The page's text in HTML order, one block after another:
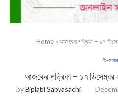
Home» আজকের পত্রিকা – ১৭
ই-পেপার
আজকের পত্রিকা – ১৭
byBiplabi Sabyasachi